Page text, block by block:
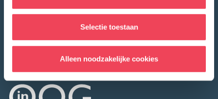
Selectie toestaan
Alleen noodzakelijke cookies